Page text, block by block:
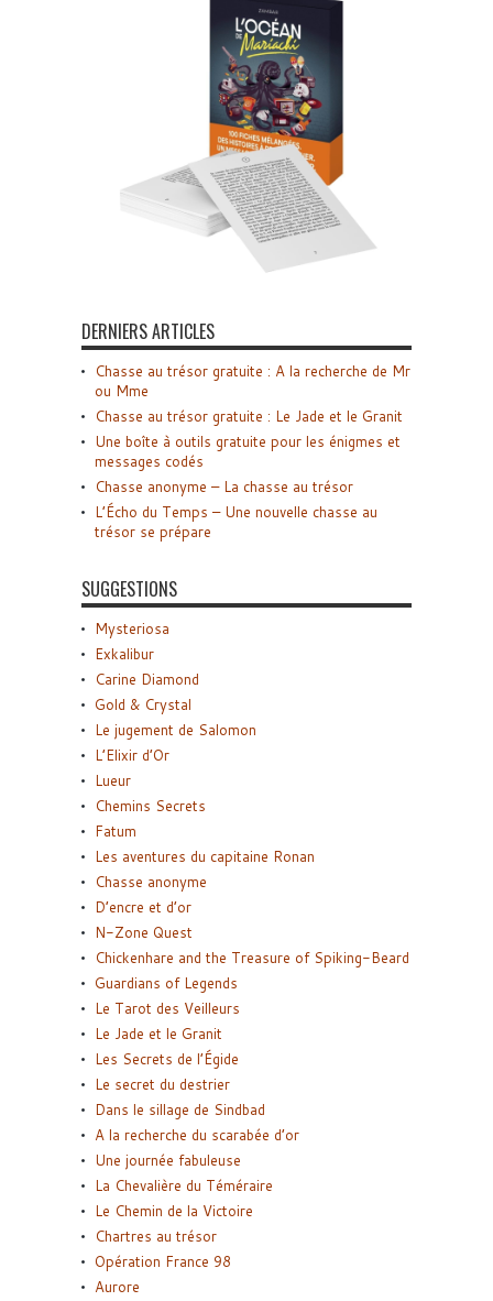
DERNIERS ARTICLES
Chasse au trésor gratuite : A la recherche de Mr
ou Mme
Chasse au trésor gratuite : Le Jade et le Granit
Une boîte à outils gratuite pour les énigmes et
messages codés
Chasse anonyme – La chasse au trésor
L’Écho du Temps – Une nouvelle chasse au
trésor se prépare
SUGGESTIONS
Mysteriosa
Exkalibur
Carine Diamond
Gold & Crystal
Le jugement de Salomon
L’Elixir d’Or
Lueur
Chemins Secrets
Fatum
Les aventures du capitaine Ronan
Chasse anonyme
D’encre et d’or
N-Zone Quest
Chickenhare and the Treasure of Spiking-Beard
Guardians of Legends
Le Tarot des Veilleurs
Le Jade et le Granit
Les Secrets de l’Égide
Le secret du destrier
Dans le sillage de Sindbad
A la recherche du scarabée d’or
Une journée fabuleuse
La Chevalière du Téméraire
Le Chemin de la Victoire
Chartres au trésor
Opération France 98
Aurore